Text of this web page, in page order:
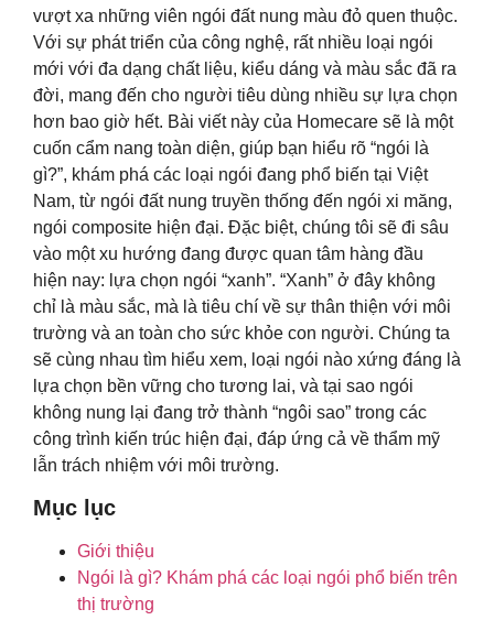
vượt xa những viên ngói đất nung màu đỏ quen thuộc.
Với sự phát triển của công nghệ, rất nhiều loại ngói
mới với đa dạng chất liệu, kiểu dáng và màu sắc đã ra
đời, mang đến cho người tiêu dùng nhiều sự lựa chọn
hơn bao giờ hết. Bài viết này của Homecare sẽ là một
cuốn cẩm nang toàn diện, giúp bạn hiểu rõ “ngói là
gì?”, khám phá các loại ngói đang phổ biến tại Việt
Nam, từ ngói đất nung truyền thống đến ngói xi măng,
ngói composite hiện đại. Đặc biệt, chúng tôi sẽ đi sâu
vào một xu hướng đang được quan tâm hàng đầu
hiện nay: lựa chọn ngói “xanh”. “Xanh” ở đây không
chỉ là màu sắc, mà là tiêu chí về sự thân thiện với môi
trường và an toàn cho sức khỏe con người. Chúng ta
sẽ cùng nhau tìm hiểu xem, loại ngói nào xứng đáng là
lựa chọn bền vững cho tương lai, và tại sao ngói
không nung lại đang trở thành “ngôi sao” trong các
công trình kiến trúc hiện đại, đáp ứng cả về thẩm mỹ
lẫn trách nhiệm với môi trường.
Mục lục
Giới thiệu
Ngói là gì? Khám phá các loại ngói phổ biến trên
thị trường